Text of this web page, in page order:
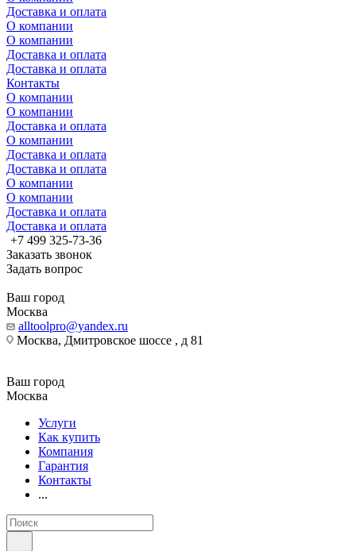
Доставка и оплата
О компании
О компании
Доставка и оплата
Доставка и оплата
Контакты
О компании
О компании
Доставка и оплата
О компании
Доставка и оплата
Доставка и оплата
О компании
О компании
Доставка и оплата
Доставка и оплата
+7 499 325-73-36
Заказать звонок
Задать вопрос
Ваш город
Москва
alltoolpro@yandex.ru
Москва, Дмитровское шоссе , д 81
Ваш город
Москва
Услуги
Как купить
Компания
Гарантия
Контакты
...